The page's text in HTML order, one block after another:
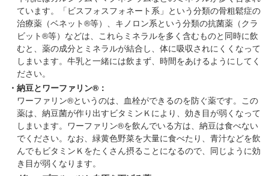
ー
へ
移
動
し
ま
す
現
在
の
場
所
ています。「ビスフォスフォネート系」という分類の骨粗鬆症の
治療薬（ベネット®等）、キノロン系という分類の抗菌薬（クラ
ビット®等）などは、これらミネラルを多く含むものと同時に飲
むと、薬の成分とミネラルが結合し、体に吸収されにくくなって
しまいます。牛乳と一緒には飲まず、時間をあけるようにしてく
ださい。
・納豆とワーファリン®：
ワーファリン®というのは、血栓ができるのを防ぐ薬です。この
薬は、納豆菌が作り出すビタミンＫにより、効き目が弱くなって
しまいます。ワーファリン®を飲んでいる方は、納豆は食べない
でください。なお、緑黄色野菜を大量に食べたり、青汁などを飲
んでもビタミンＫをたくさん摂ることになるので、同じように効
き目が弱くなります。